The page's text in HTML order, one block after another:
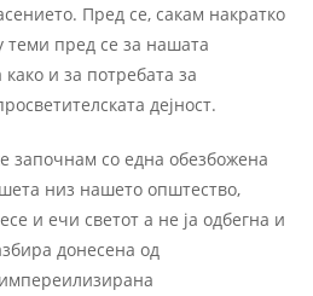
Пред се, сакам накратко
теми пред се за нашата
и за потребата за
дејност.
започнам со една обезбожена
низ нашето општество,
и ечи светот а не ја одбегна и
донесена од